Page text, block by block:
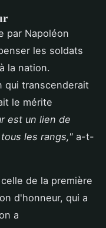
par Napoléon
les soldats
la nation.
qui transcenderait
le mérite
est un lien de
les rangs," a-t-
de la première
d'honneur, qui a
a